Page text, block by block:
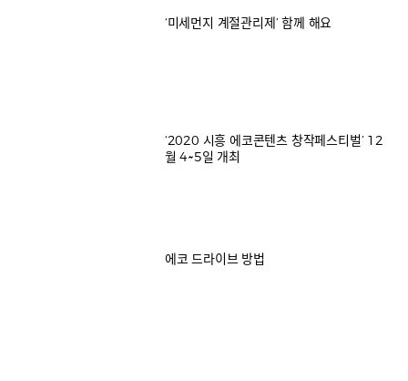
‘미세먼지 계절관리제’ 함께 해요
‘2020 시흥 에코콘텐츠 창작페스티벌’ 12
월 4~5일 개최
에코 드라이브 방법